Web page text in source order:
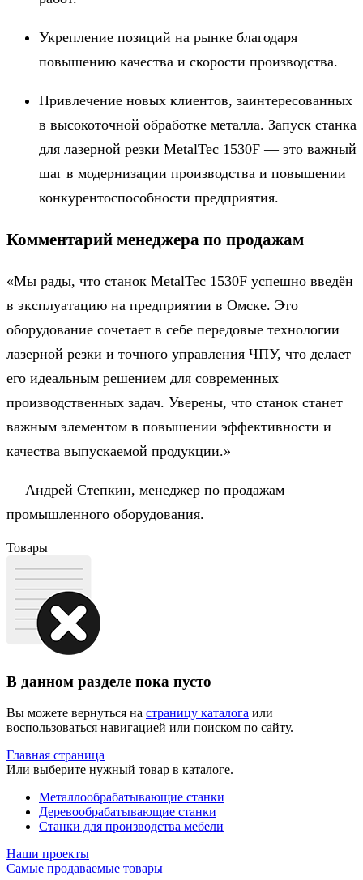
Укрепление позиций на рынке благодаря
повышению качества и скорости производства.
Привлечение новых клиентов, заинтересованных
в высокоточной обработке металла. Запуск станка
для лазерной резки MetalTec 1530F — это важный
шаг в модернизации производства и повышении
конкурентоспособности предприятия.
Комментарий менеджера по продажам
«Мы рады, что станок MetalTec 1530F успешно введён
в эксплуатацию на предприятии в Омске. Это
оборудование сочетает в себе передовые технологии
лазерной резки и точного управления ЧПУ, что делает
его идеальным решением для современных
производственных задач. Уверены, что станок станет
важным элементом в повышении эффективности и
качества выпускаемой продукции.»
— Андрей Степкин, менеджер по продажам
промышленного оборудования.
Товары
В данном разделе пока пусто
Вы можете вернуться на страницу каталога или
воспользоваться навигацией или поиском по сайту.
Главная страница
Или выберите нужный товар в каталоге.
Металлообрабатывающие станки
Деревообрабатывающие станки
Станки для производства мебели
Наши проекты
Самые продаваемые товары